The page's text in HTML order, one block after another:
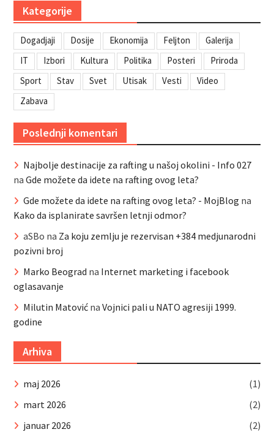
Kategorije
Dogadjaji Dosije Ekonomija Feljton
Galerija
IT
Izbori Kultura Politika Posteri
Priroda
Sport
Stav Svet Utisak Vesti
Video
Zabava
Poslednji komentari
Najbolje destinacije za rafting u našoj okolini - Info 027
na Gde možete da idete na rafting ovog leta?
Gde možete da idete na rafting ovog leta? - MojBlog na
Kako da isplanirate savršen letnji odmor?
aSBo na Za koju zemlju je rezervisan +384 medjunarodni
pozivni broj
Marko Beograd na Internet marketing i facebook
oglasavanje
Milutin Matovićna Vojnici pali u NATO agresiji 1999.
godine
Arhiva
maj 2026
(1)
mart 2026
(2)
januar 2026
(2)